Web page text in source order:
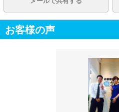
お客様の声